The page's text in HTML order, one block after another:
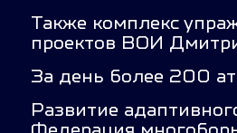
Также комплекс
проектов ВОИ
За день более 200
Развитие